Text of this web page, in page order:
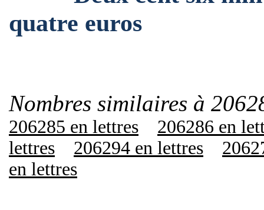
quatre euros
Nombres similaires à
206285 en lettres
206286 en
lettres
206294 en lettres
en lettres